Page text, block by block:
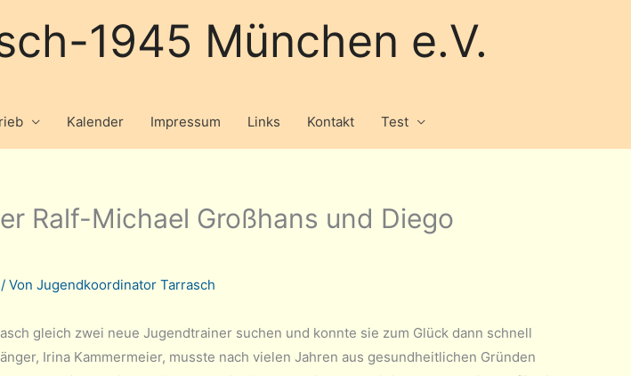
1945 München e.V.
Kalender Impressum Links Kontakt Test
Ralf-Michael Großhans und Diego
/ Von Jugendkoordinator Tarrasch
gleich zwei neue Jugendtrainer suchen und konnte sie zum Glück dann schnell
Irina Kammermeier, musste nach vielen Jahren aus gesundheitlichen Gründen